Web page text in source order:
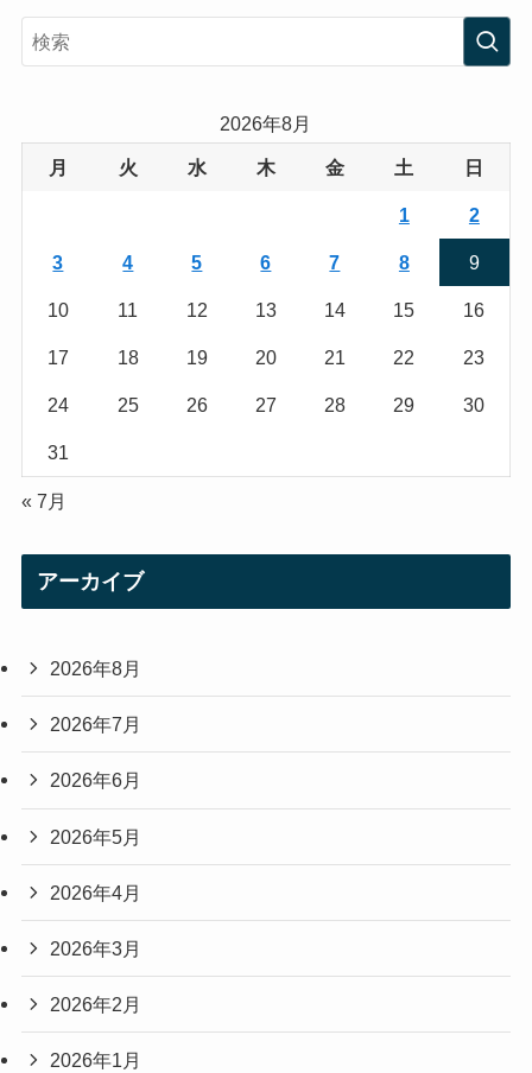
t t
e
2026年8月
月 火 水 木 金 土 日
1 2
3 4 5 6 7 8 9
10 11 12 13 14 15 16
17 18 19 20 21 22 23
24 25 26 27 28 29 30
31
« 7月
アーカイブ
2026年8月
2026年7月
2026年6月
2026年5月
2026年4月
2026年3月
2026年2月
2026年1月